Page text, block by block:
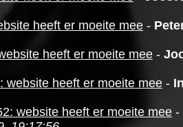
heeft er moeite mee -
heeft er moeite mee -
website heeft er moeite mee -
website heeft er moeite mee -